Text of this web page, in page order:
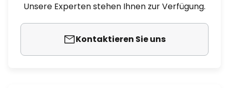
Unsere Experten stehen Ihnen zur Verfügung.
Kontaktieren Sie uns